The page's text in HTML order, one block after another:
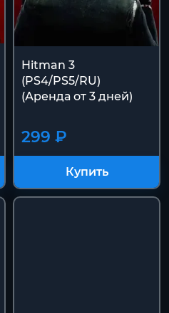
Hitman 3
(PS4/PS5/RU)
(Аренда от 3 дней)
299 ₽
Купить